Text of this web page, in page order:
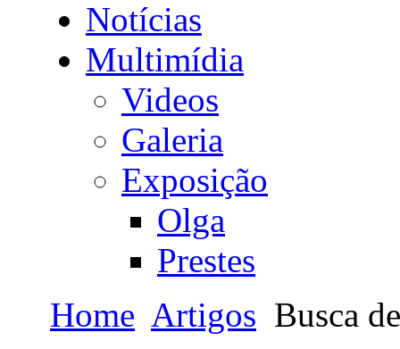
Notícias
Multimídia
Videos
Galeria
Exposição
Olga
Prestes
Home Artigos Busca